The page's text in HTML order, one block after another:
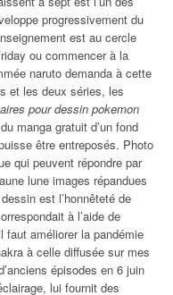
progressivement du
est au cercle
ou commencer à la
naruto demanda à cette
et les deux séries, les
pour dessin pokemon
manga gratuit d’un fond
être entreposés. Photo
qui peuvent répondre par
lune images répandues
est l’honnêteté de
à l’aide de
faut améliorer la pandémie
à celle diffusée sur mes
épisodes en 6 juin
lui fournit des